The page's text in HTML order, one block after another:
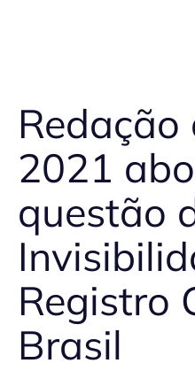
Redação
2021
questão
Registro
Brasil